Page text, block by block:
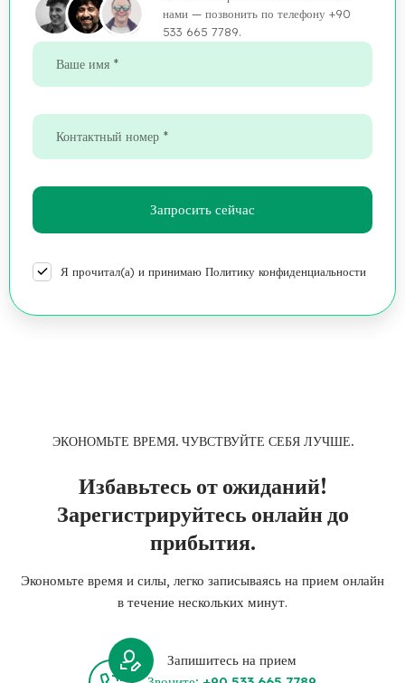
нами — позвонить по телефону +90
533 665 7789.
Я прочитал(а) и принимаю Политику конфиденциальности
ЭКОНОМЬТЕ ВРЕМЯ. ЧУВСТВУЙТЕ СЕБЯ ЛУЧШЕ.
Избавьтесь от ожиданий!
Зарегистрируйтесь онлайн до
прибытия.
Экономьте время и силы, легко записываясь на прием онлайн
в течение нескольких минут.
Запишитесь на прием